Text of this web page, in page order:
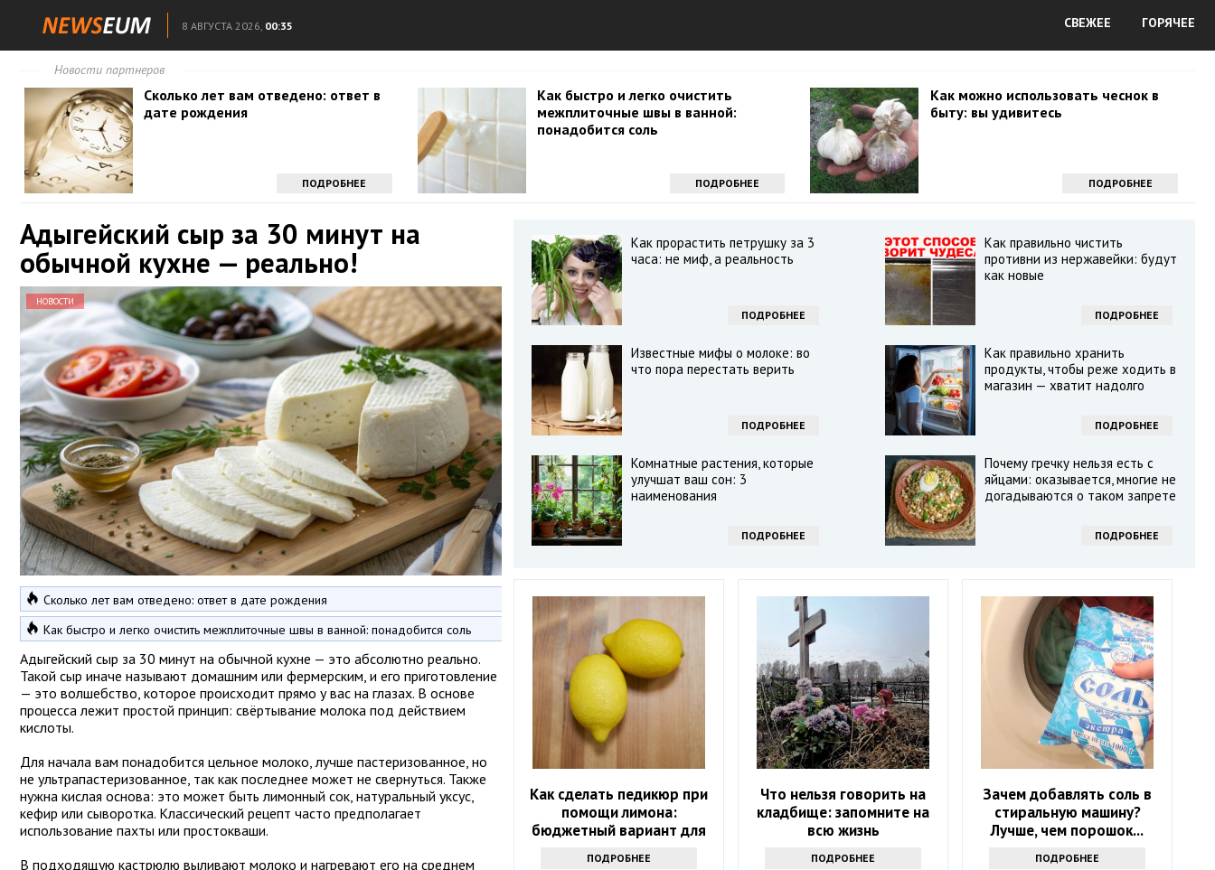
8 АВГУСТА 2026, 00:35 СВЕЖЕЕ ГОРЯЧЕЕ
Новости партнеров
Сколько лет вам отведено: ответ в
дате рождения
ПОДРОБНЕЕ
Как быстро и легко очистить
межплиточные швы в ванной:
понадобится соль
ПОДРОБНЕЕ
Как можно использовать чеснок в
быту: вы удивитесь
ПОДРОБНЕЕ
Адыгейский сыр за 30 минут на
обычной кухне — реально!
НОВОСТИ
Сколько лет вам отведено: ответ в дате рождения
Как быстро и легко очистить межплиточные швы в ванной: понадобится соль
Адыгейский сыр за 30 минут на обычной кухне — это абсолютно реально.
Такой сыр иначе называют домашним или фермерским, и его приготовление
— это волшебство, которое происходит прямо у вас на глазах. В основе
процесса лежит простой принцип: свёртывание молока под действием
кислоты.
Для начала вам понадобится цельное молоко, лучше пастеризованное, но
не ультрапастеризованное, так как последнее может не свернуться. Также
нужна кислая основа: это может быть лимонный сок, натуральный уксус,
кефир или сыворотка. Классический рецепт часто предполагает
использование пахты или простокваши.
В подходящую кастрюлю выливают молоко и нагревают его на среднем
Как прорастить петрушку за 3
часа: не миф, а реальность
ПОДРОБНЕЕ
Как правильно чистить
противни из нержавейки: будут
как новые
ПОДРОБНЕЕ
Известные мифы о молоке: во
что пора перестать верить
ПОДРОБНЕЕ
Как правильно хранить
продукты, чтобы реже ходить в
магазин — хватит надолго
ПОДРОБНЕЕ
Комнатные растения, которые
улучшат ваш сон: 3
наименования
ПОДРОБНЕЕ
Почему гречку нельзя есть с
яйцами: оказывается, многие не
догадываются о таком запрете
ПОДРОБНЕЕ
Как сделать педикюр при
помощи лимона:
бюджетный вариант для
ПОДРОБНЕЕ
Что нельзя говорить на
кладбище: запомните на
всю жизнь
ПОДРОБНЕЕ
Зачем добавлять соль в
стиральную машину?
Лучше, чем порошок...
ПОДРОБНЕЕ